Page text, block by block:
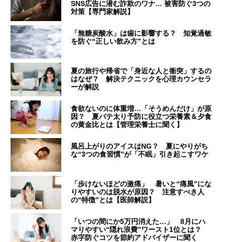
SNS広告に潜む詐欺のワナ… 被害防ぐ3つの
対策【専門家解説】
「無糖炭酸水」は歯に影響する？ 知覚過敏
を防ぐ“正しい飲み方”とは
夏の旅行や帰省で「身近な人と衝突」するの
はなぜ？ 解決テクニックを心理カウンセラ
ーが解説
食欲ないのに体重増…「そうめんだけ」が原
因？ 夏バテ太り予防に役立つ栄養素＆夕食
の黄金比とは【管理栄養士に聞く】
風呂上がりのアイスはNG？ 夏にやりがち
な“3つの食習慣”が「不眠」引き起こすワケ
「歩けないほどの激痛」 暑いと“痛風”にな
りやすいのは脱水が原因？ 注意すべき人
の“特徴”とは【医師解説】
「いつの間にか5万円消えた…」 8月にハ
マりやすい“隠れ浪費”ワースト1位とは？
赤字防ぐコツを節約アドバイザーに聞く